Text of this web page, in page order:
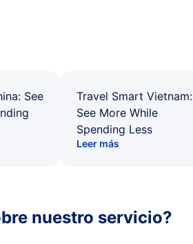
See
Travel Smart Vietnam:
See More While
Spending Less
Leer más
nuestro servicio?